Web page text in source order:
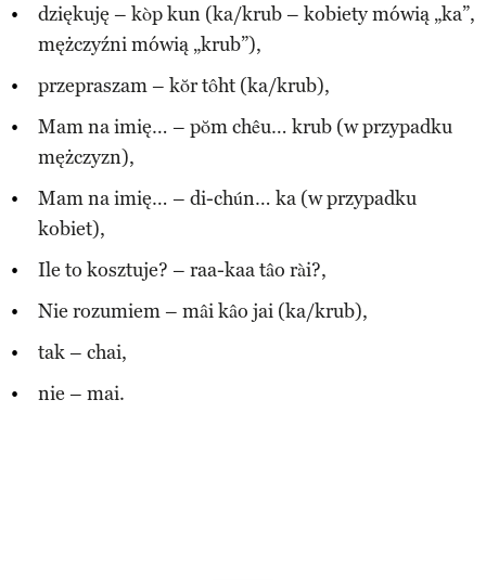
dziękuję – kòp kun (ka/krub – kobiety mówią „ka”,
mężczyźni mówią „krub”),
przepraszam – kŏr tôht (ka/krub),
Mam na imię… – pŏm chêu… krub (w przypadku
mężczyzn),
Mam na imię… – di-chún… ka (w przypadku
kobiet),
Ile to kosztuje? – raa-kaa tâo rài?,
Nie rozumiem – mâi kâo jai (ka/krub),
tak – chai,
nie – mai.